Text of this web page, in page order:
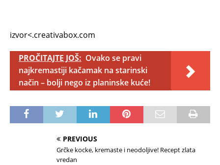
izvor<.creativabox.com
PROČITAJTE JOŠ: Ovako se pravi
najkremastiji kačamak na starinski
način – bolji nego iz planinske kuće!
PREVIOUS
Grčke kocke, kremaste i neodoljive! Recept zlata
vredan